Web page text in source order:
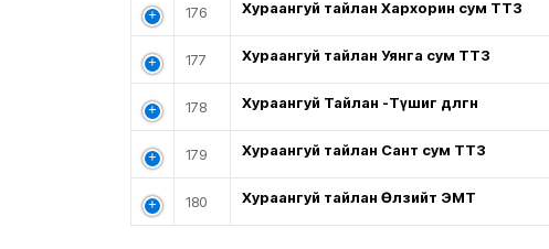
176 Хураангуй тайлан Хархорин сум ТТЗ
177 Хураангуй тайлан Уянга сум ТТЗ
178 Хураангуй Тайлан -Түшиг дөлгөөн
179 Хураангуй тайлан Сант сум ТТЗ
180 Хураангуй тайлан Өлзийт ЭМТ